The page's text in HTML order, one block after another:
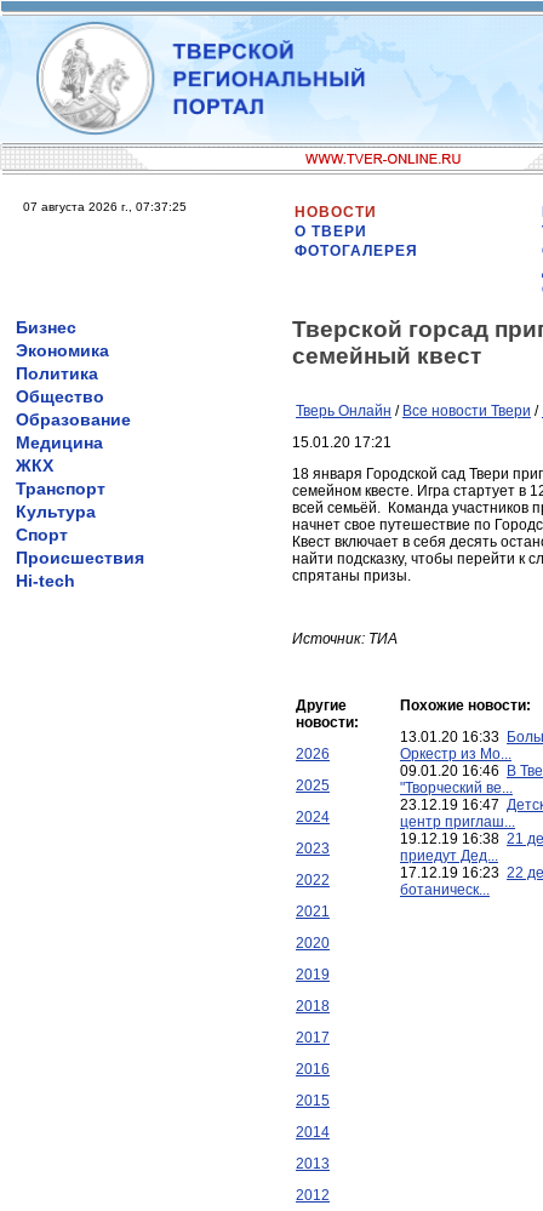
07 августа 2026 г., 07:37:25
НОВОСТИ
О ТВЕРИ
ФОТОГАЛЕРЕЯ
Бизнес
Экономика
Политика
Общество
Образование
Медицина
ЖКХ
Транспорт
Культура
Спорт
Происшествия
Hi-tech
Тверской горсад
семейный квест
Тверь Онлайн / Все новости Твери /
15.01.20 17:21
18 января Городской сад Твери
семейном квесте. Игра стартует в
всей семьёй. Команда участников
начнет свое путешествие по
Квест включает в себя десять
найти подсказку, чтобы перейти к
спрятаны призы.
Источник: ТИА
Другие
новости:
2026
2025
2024
2023
2022
2021
2020
2019
2018
2017
2016
2015
2014
2013
2012
Похожие новости:
13.01.20 16:33
Оркестр из Мо...
09.01.20 16:46
В
"Творческий ве...
23.12.19 16:47
центр приглаш...
19.12.19 16:38 21
приедут Дед...
17.12.19 16:23 22
ботаническ...